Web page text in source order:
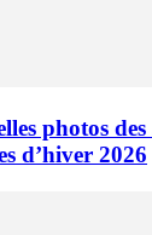
photos
d’hiver 2026